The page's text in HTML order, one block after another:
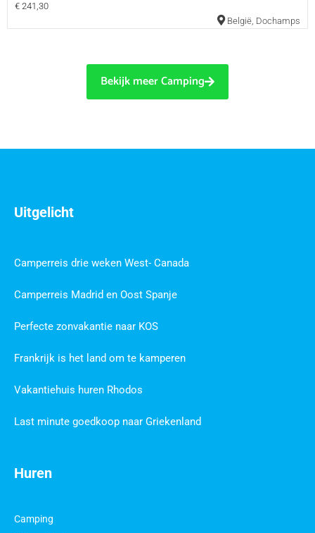
€ 241,30
België Dochamps
Bekijk meer Camping
Huren
Camping
Uitgelicht
Camperreis drie weken West- Canada
Camperreis Madrid en Oost Spanje
Perfecte zonvakantie naar KOS
Frankrijk is het land om te kamperen
Vakantiehuis huren Rhodos
Last minute goedkoop naar Griekenland